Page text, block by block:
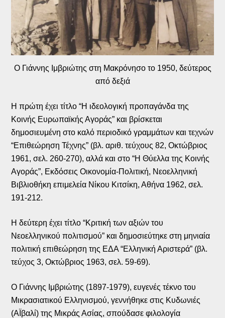
Ο Γιάννης Ιμβριώτης στη Μακρόνησο το 1950, δεύτερος
από δεξιά
Η πρώτη έχει τίτλο “Η ιδεολογική προπαγάνδα της
Κοινής Ευρωπαϊκής Αγοράς” και βρίσκεται
δημοσιευμένη στο καλό περιοδικό γραμμάτων και τεχνών
“Επιθεώρηση Τέχνης” (βλ. αριθ. τεύχους 82, Οκτώβριος
1961, σελ. 260-270), αλλά και στο “Η Θύελλα της Κοινής
Αγοράς”, Εκδόσεις Οικονομία-Πολιτική, Νεοελληνική
Βιβλιοθήκη επιμελεία Νίκου Κιτσίκη, Αθήνα 1962, σελ.
191-212.
Η δεύτερη έχει τίτλο “Κριτική των αξιών του
Νεοελληνικού πολιτισμού” και δημοσιεύτηκε στη μηνιαία
πολιτική επιθεώρηση της ΕΔΑ “Ελληνική Αριστερά” (βλ.
τεύχος 3, Οκτώβριος 1963, σελ. 59-69).
Ο Γιάννης Ιμβριώτης (1897-1979), ευγενές τέκνο του
Μικρασιατικού Ελληνισμού, γεννήθηκε στις Κυδωνιές
(ΑΪβαλί) της Μικράς Ασίας, σπούδασε φιλολογία